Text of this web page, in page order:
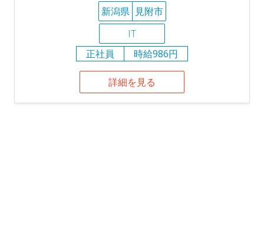
新潟県 見附市
IT
正社員
時給986円
詳細を見る